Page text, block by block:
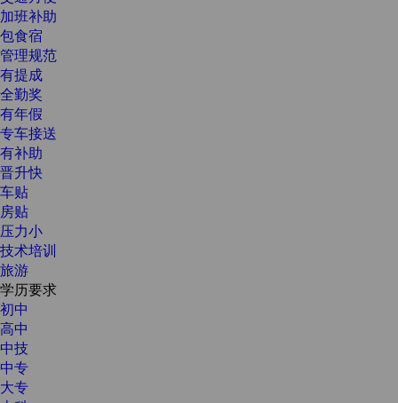
加班补助
包食宿
管理规范
有提成
全勤奖
有年假
专车接送
有补助
晋升快
车贴
房贴
压力小
技术培训
旅游
学历要求
初中
高中
中技
中专
大专